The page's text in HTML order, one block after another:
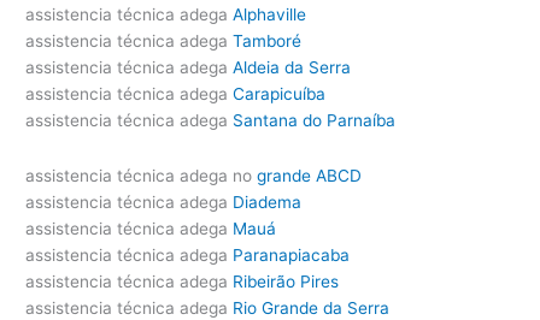
assistencia técnica adega Alphaville
assistencia técnica adega Tamboré
assistencia técnica adega Aldeia da Serra
assistencia técnica adega Carapicuíba
assistencia técnica adega Santana do Parnaíba
assistencia técnica adega nogrande ABCD
assistencia técnica adega Diadema
assistencia técnica adega Mauá
assistencia técnica adega Paranapiacaba
assistencia técnica adega Ribeirão Pires
assistencia técnica adega Rio Grande da Serra